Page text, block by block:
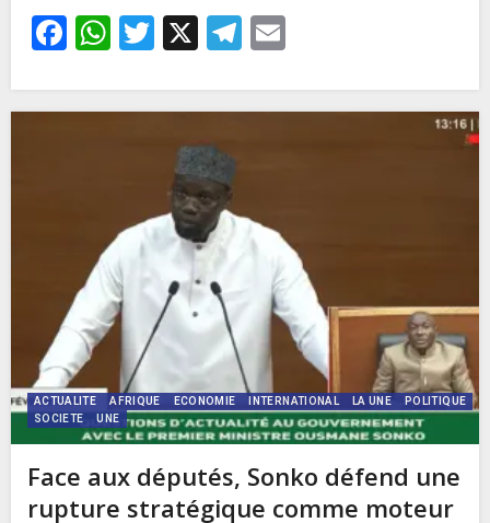
Facebook
WhatsApp
Twitter
X Telegram
ACTUALITE AFRIQUE ECONOMIE INTERNATIONAL LA UNE
POLITIQUE
SOCIETE
UNE
Face aux députés, Sonko défend une
rupture stratégique comme moteur